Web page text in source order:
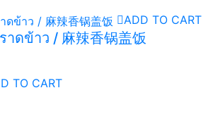
ADD TO CART
าดข้าว / 麻辣香锅盖饭
TO CART